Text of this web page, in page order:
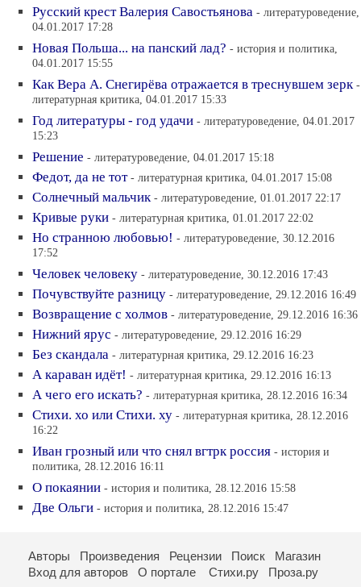
Русский крест Валерия Савостьянова - литературоведение,
04.01.2017 17:28
Новая Польша... на панский лад? - история и политика,
04.01.2017 15:55
Как Вера А. Снегирёва отражается в треснувшем зерк -
литературная критика, 04.01.2017 15:33
Год литературы - год удачи - литературоведение, 04.01.2017
15:23
Решение - литературоведение, 04.01.2017 15:18
Федот, да не тот - литературная критика, 04.01.2017 15:08
Солнечный мальчик - литературоведение, 01.01.2017 22:17
Кривые руки - литературная критика, 01.01.2017 22:02
Но странною любовью! - литературоведение, 30.12.2016
17:52
Человек человеку - литературоведение, 30.12.2016 17:43
Почувствуйте разницу - литературоведение, 29.12.2016 16:49
Возвращение с холмов - литературоведение, 29.12.2016 16:36
Нижний ярус - литературоведение, 29.12.2016 16:29
Без скандала - литературная критика, 29.12.2016 16:23
А караван идёт! - литературная критика, 29.12.2016 16:13
А чего его искать? - литературная критика, 28.12.2016 16:34
Стихи. хо или Стихи. ху - литературная критика, 28.12.2016
16:22
Иван грозный или что снял вгтрк россия - история и
политика, 28.12.2016 16:11
О покаянии - история и политика, 28.12.2016 15:58
Две Ольги - история и политика, 28.12.2016 15:47
Авторы Произведения Рецензии Поиск
Магазин
Вход для авторов
О портале Стихи.ру Проза.ру